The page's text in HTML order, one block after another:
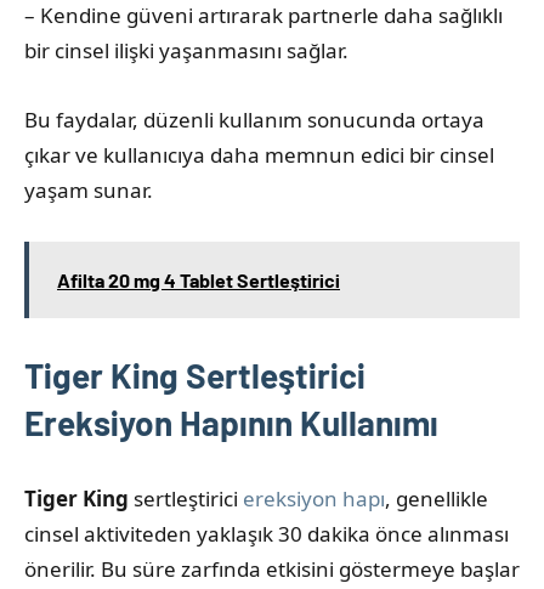
– Kendine güveni artırarak partnerle daha sağlıklı
bir cinsel ilişki yaşanmasını sağlar.
Bu faydalar, düzenli kullanım sonucunda ortaya
çıkar ve kullanıcıya daha memnun edici bir cinsel
yaşam sunar.
Afilta 20 mg 4 Tablet Sertleştirici
Tiger King Sertleştirici
Ereksiyon Hapının Kullanımı
Tiger King sertleştirici ereksiyon hapı, genellikle
cinsel aktiviteden yaklaşık 30 dakika önce alınması
önerilir. Bu süre zarfında etkisini göstermeye başlar